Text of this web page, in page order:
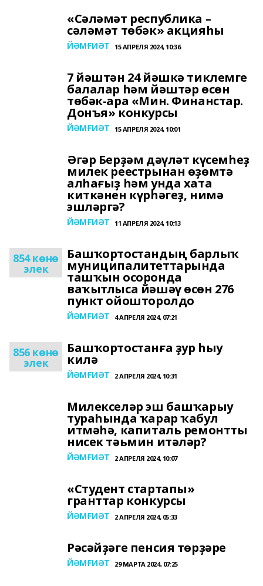
«Сәләмәт республика –
сәләмәт төбәк» акцияһы
ЙӘМҒИӘТ 15 АПРЕЛЯ 2024, 10:36
7 йәштән 24 йәшкә тиклемге
балалар һәм йәштәр өсөн
төбәк-ара «Мин. Финанстар.
Донъя» конкурсы
ЙӘМҒИӘТ 15 АПРЕЛЯ 2024, 10:01
Әгәр Берҙәм дәүләт күсемһеҙ
милек реестрынан өҙөмтә
алһағыҙ һәм унда хата
киткәнен күрһәгеҙ, нимә
эшләргә?
ЙӘМҒИӘТ 11 АПРЕЛЯ 2024, 10:13
854 көнө
элек
Башҡортостандың барлыҡ
муниципалитеттарында
ташҡын осоронда
ваҡытлыса йәшәү өсөн 276
пункт ойошторолдо
ЙӘМҒИӘТ 4 АПРЕЛЯ 2024, 07:21
856 көнө
элек
Башҡортостанға ҙур һыу
килә
ЙӘМҒИӘТ 2 АПРЕЛЯ 2024, 10:31
Милекселәр эш башҡарыу
тураһында ҡарар ҡабул
итмәһә, капиталь ремонтты
нисек тәьмин итәләр?
ЙӘМҒИӘТ 2 АПРЕЛЯ 2024, 10:07
«Студент стартапы»
гранттар конкурсы
ЙӘМҒИӘТ 2 АПРЕЛЯ 2024, 05:33
Рәсәйҙәге пенсия төрҙәре
ЙӘМҒИӘТ 29 МАРТА 2024, 07:25